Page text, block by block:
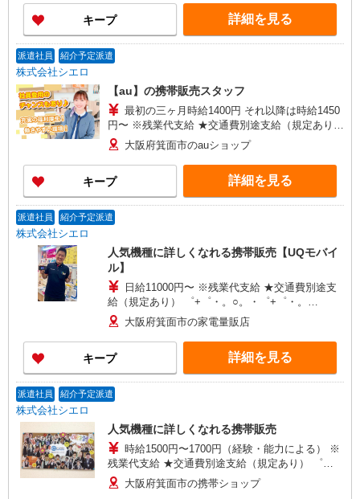
い・週払い可能（規程有）★ ゜・。○。・゜
+゜・。○。・゜+゜
キープ 詳細を見る
派遣社員 紹介予定派遣
株式会社シエロ
【au】の携帯販売スタッフ
最初の三ヶ月時給1400円 それ以降は時給1450
円〜 ※残業代支給 ★交通費別途支給（規定あり）
゜+゜・。○。・゜+゜・。○。・゜+゜ 入社祝い金
10万円支給(規定有) お友達を紹介頂くと, インセン
ティブ支給(規定有) ★月2回払い・週払い可能（規
程有）★ ゜・。○。・゜+゜・。○。・゜+゜
大阪府箕面市のauショップ
キープ 詳細を見る
派遣社員 紹介予定派遣
株式会社シエロ
人気機種に詳しくなれる携帯販売【UQモバイ
ル】
日給11000円〜 ※残業代支給 ★交通費別途支
給（規定あり） ゜+゜・。○。・゜+゜・。
○。・゜+゜ 入社祝い金10万円支給(規定有) お友達
を紹介頂くと, インセンティブ支給(規定有) ★月2
回払い・週払い可能（規程有）★ ゜・。○。・゜
+゜・。○。・゜+゜
大阪府箕面市の家電量販店
キープ 詳細を見る
派遣社員 紹介予定派遣
株式会社シエロ
人気機種に詳しくなれる携帯販売
時給1500円〜1700円（経験・能力による） ※
残業代支給 ★交通費別途支給（規定あり） ゜
+゜・。○。・゜+゜・。○。・゜+゜ 入社祝い金10
万円支給(規定有) お友達を紹介頂くと, インセンテ
大阪府箕面市の携帯ショップ